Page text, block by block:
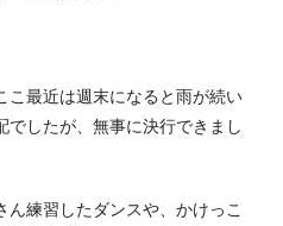
こ最近は週末になると雨が続い
でしたが、無事に決行できまし
練習したダンスや、かけっこ